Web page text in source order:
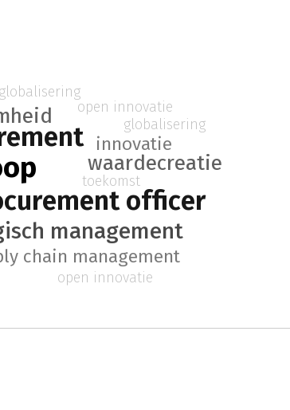
officer
management
waardecreatie
innovatie
chain management
toekomst
globalisering
open innovatie
globalisering
open innovatie